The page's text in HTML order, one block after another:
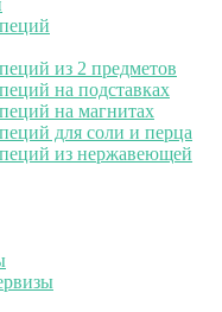
из 2 предметов
на подставках
на магнитах
для соли и перца
из нержавеющей